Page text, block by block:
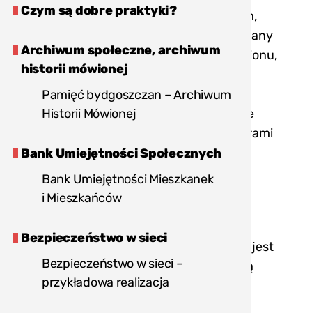
Czym są dobre praktyki?
Archiwum społeczne, archiwum
historii mówionej
Pamięć bydgoszczan – Archiwum
Historii Mówionej
Bank Umiejętności Społecznych
Bank Umiejętności Mieszkanek
i Mieszkańców
Bezpieczeństwo w sieci
Bezpieczeństwo w sieci –
przykładowa realizacja
realizowane są w czasie rzeczywistym,
do ich przeprowadzenia wykorzystywany
jest konkretny teren, np. miasta, stadionu,
biblioteki, imprezy masowej lub lasu.
Tematyka gier może być różnorodna:
historia, ekologia, literatura, konkretne
miejsce lub miasto. Poza typowymi grami
miejskimi i terenowymi, powstały gry,
które wymagają posiadania aplikacji
(np. Action Track) lub odbiornika GPS
Celem przeprowadzenia gry miejskiej jest
zainteresowanie mieszkańców lokalną
historią i promocja organizatora